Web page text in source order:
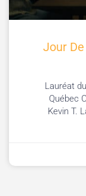
Jour
Lauréat
Québec
Kevin T.